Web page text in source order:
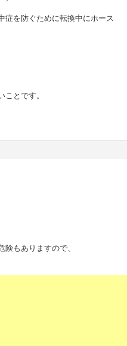
症を防ぐために転換中にホース
とです。
もありますので、